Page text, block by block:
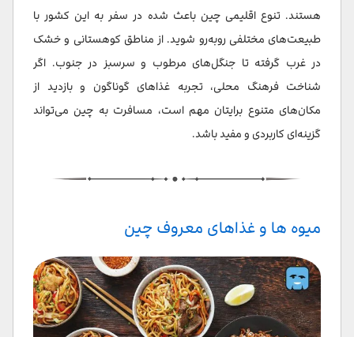
هستند. تنوع اقلیمی چین باعث شده در سفر به این کشور با
طبیعت‌های مختلفی روبه‌رو شوید. از مناطق کوهستانی و خشک
در غرب گرفته تا جنگل‌های مرطوب و سرسبز در جنوب. اگر
شناخت فرهنگ محلی، تجربه غذاهای گوناگون و بازدید از
مکان‌های متنوع برایتان مهم است، مسافرت به چین می‌تواند
گزینه‌ای کاربردی و مفید باشد.
میوه ها و غذاهای معروف چین